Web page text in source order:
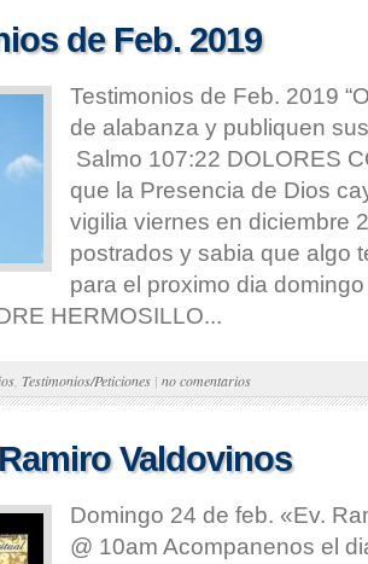
de Feb. 2019
Testimonios de Feb. 2019
de alabanza y publiquen
Salmo 107:22 DOLORES
que la Presencia de Dios
vigilia viernes en diciembre
postrados y sabia que algo
para el proximo dia
HERMOSILLO...
Testimonios/Peticiones | no comentarios
Valdovinos
Domingo 24 de feb. «Ev.
@ 10am Acompanenos el